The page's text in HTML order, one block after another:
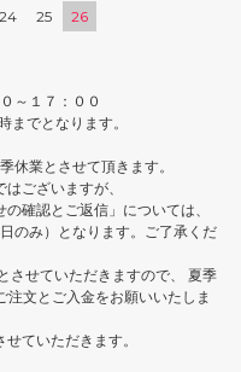
24 25
26
～１７：００
でとなります。
業とさせて頂きます。
ございますが、
確認とご返信」については、
のみ）となります。ご了承くだ
させていただきますので、 夏季
文とご入金をお願いいたしま
ていただきます。